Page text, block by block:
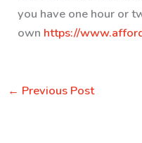
you have one hour or
own https://
← Previous Post